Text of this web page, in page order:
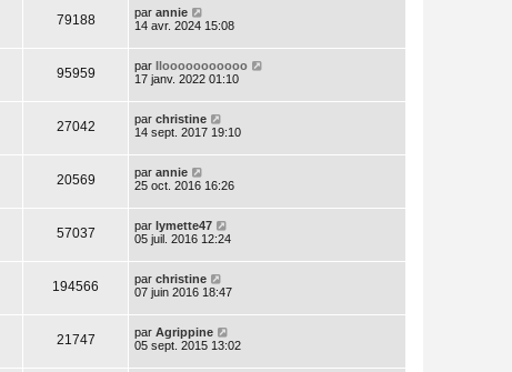
79188 par annie
14 avr. 2024 15:08
95959 par Ilooooooooooo
17 janv. 2022 01:10
27042 par christine
14 sept. 2017 19:10
20569 par annie
25 oct. 2016 16:26
57037 par lymette47
05 juil. 2016 12:24
194566 par christine
07 juin 2016 18:47
21747 par Agrippine
05 sept. 2015 13:02